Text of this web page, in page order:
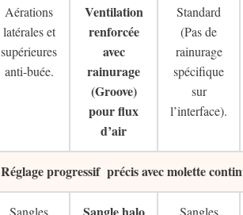
Aérations
latérales et
supérieures
anti-buée.
Ventilation
renforcée
avec
rainurage
(Groove)
pour flux
d’air
Standard
(Pas de
rainurage
spécifique
sur
l’interface).
Réglage progressif précis avec molette
Sangles
Sangles